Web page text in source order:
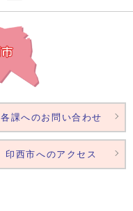
各課へのお問い合わせ
印西市へのアクセス